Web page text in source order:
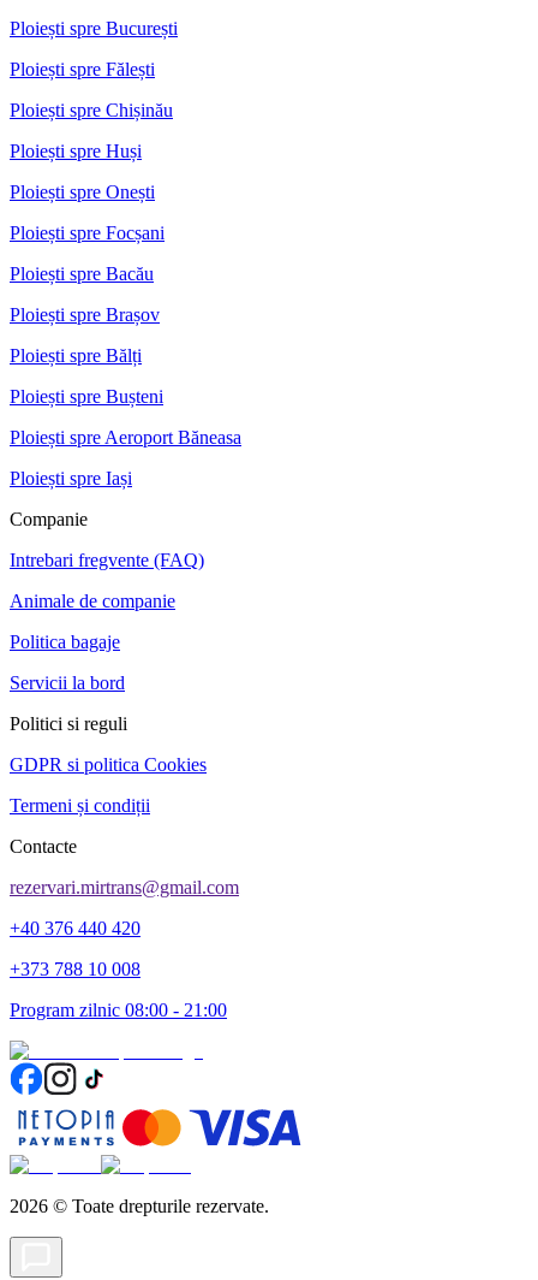
Ploiești spre București
Ploiești spre Fălești
Ploiești spre Chișinău
Ploiești spre Huși
Ploiești spre Onești
Ploiești spre Focșani
Ploiești spre Bacău
Ploiești spre Brașov
Ploiești spre Bălți
Ploiești spre Bușteni
Ploiești spre Aeroport Băneasa
Ploiești spre Iași
Companie
Intrebari fregvente (FAQ)
Animale de companie
Politica bagaje
Servicii la bord
Politici si reguli
GDPR si politica Cookies
Termeni și condiții
Contacte
rezervari.mirtrans@gmail.com
+40 376 440 420
+373 788 10 008
Program zilnic 08:00 - 21:00
2026 © Toate drepturile rezervate.